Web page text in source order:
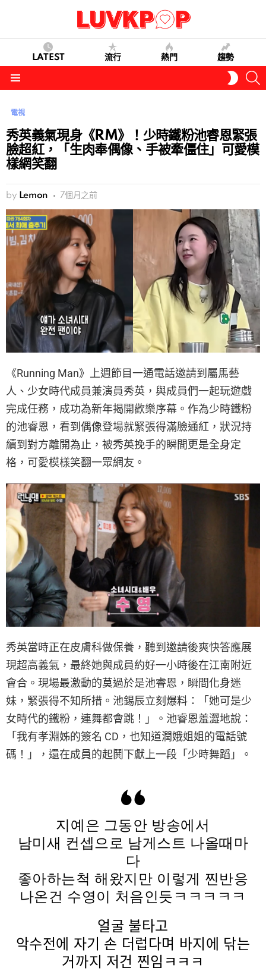
LATEST 流行 熱門 趨勢
SKIN
電視
秀英義氣現身《RM》！少時鐵粉池睿恩緊張
臉超紅，「生肉奉偶像、手被牽僵住」可愛模
樣網笑翻
by Lemon 7個月之前
《Running Man》上週節目一通電話邀請到屬馬藝
人、少女時代成員兼演員秀英，與成員們一起玩遊戲
完成任務，成功為新年揭開歡樂序幕。作為少時鐵粉
的池睿恩，看到偶像登場就緊張得滿臉通紅，狀況持
續到對方離開為止，被秀英挽手的瞬間更是全身定
格，可愛模樣笑翻一眾網友。
秀英當時正在皮膚科做保養，聽到邀請後爽快答應展
現超高義氣，最終她與成員約好一小時後在江南附近
會合。現場最激動的莫過於是池睿恩，瞬間化身迷
妹，緊張得不知所措。池錫辰立刻爆料：「她可是少
女時代的鐵粉，連舞都會跳！」。池睿恩羞澀地說：
「我有孝淵姊的簽名 CD，也知道潤娥姐姐的電話號
碼！」，還在成員的起鬨下獻上一段「少時舞蹈」。
지예은 그동안 방송에서
남미새 컨셉으로 남게스트 나올때마
다
좋아하는척 해왔지만 이렇게 찐반응
나온건 수영이 처음인듯ㅋㅋㅋㅋㅋ
얼굴 불타고
악수전에 자기 손 더럽다며 바지에 닦는
거까지 저건 찐임ㅋㅋㅋ